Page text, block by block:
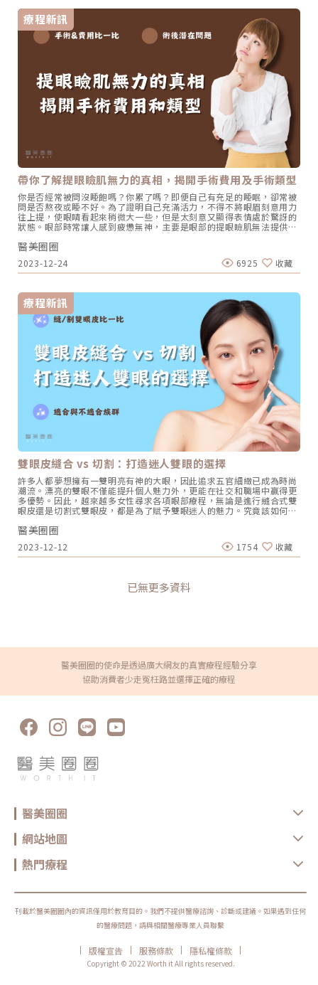
例，提供讀者參考。如果你也想分享你的美麗故事或對各項療程有其他
疑慮，歡迎隨時來醫美圈圈與我們一同探討。縫式雙眼皮案例一：網
友-Chi.奇我從小時候就很羨慕那些雙眼皮大眼睛的人，又是一個很愛漂
亮的女生，所以從國中開始就在使用雙眼皮貼，市面上各種雙眼皮產品
我幾乎都使用過?但也因為太小就開始使用雙眼皮產品…《點我看更
多》割式雙眼皮案例二：網友-萬ㄦ從以前就困擾的內雙，時常被說是
單眼皮！超不高興，所以我在今年去割了雙眼皮！真的都是自己以前沒
有想過的，但隨著科技越來越發達之後 也漸漸被大家影響，開始想要變
漂亮！…《點我看更多》雙眼皮手術費用解析價格落在約2.9萬元至6.4
萬元左右，攸關雙眼皮手術費用包括醫師的資歷、選擇的手術方式、合
併的手術項目，例如開眼頭、眼尾或是提眼瞼肌等，以及是否會再度重
修。由於眼部結構相當複雜，每個人所適合的雙眼皮型態、手術方式、
甚至是合併項目都存在差異。因此，實際上雙眼皮手術詳細費用需要透
過醫師的專業評估來確定。★溫馨提醒★小編要提醒大家，醫療並非單
純的商業交易，所有的療程都伴隨著風險。因此，作為消費者應該謹慎
選擇合適的醫療方案，以確保安全與健康。
就會逐漸減輕。偶爾可能出現一些輕微的出血或疼痛感，這也是正常現
象。然而，若在手術部位出現異常的腫脹、明顯的發紅、持續出血或劇
烈疼痛，甚至有流膿感染的情況，這時就應該及時回診，需要醫生進行
檢查和處理。 眼皮發癢：術後傷口會漸漸出現發癢感，主要是因為傷口
已經開始結痂，屬於正常的癒合過程。此時，絕對不要去抓或是去揉眼
睛，以免損害雙眼皮形狀，甚至留下疤痕喔。 眼皮感到緊繃：術後幾
天，眼皮會感到緊繃和拉扯感，隨著傷口慢慢恢復，這些感覺會逐漸消
失，雙眼皮也會呈現更自然的形態。 眼皮腫脹：手術後眼睛腫脹是很常
見的現象，會因個人體質不同而出現不同的腫漲程度。大多在術後的2
至3天左右腫脹最為明顯，因此需要確實冰敷。有時腫脹可能會影響淚
管，導致出現流淚的情況，要完全恢復自然可能需要長達半年的時間。
眼皮瘀血：有部分人術後會有瘀血的現象，恢復情況會因個人的體質和
護理狀況而有所不同。 暫時性大小眼：有部分人術後會出現雙眼皮不對
稱的情況，主要是由於腫脹程度不同所致。持續適當的護理約1個月
後，雙眼皮將會逐漸趨於平衡。割雙眼皮手術恢復期需要多久時間？割
雙眼皮後，通常約3到4週的時間會消腫，如果要呈現完全消腫、自然的
效果，則要等待3到6個月。如果想要加快雙眼皮消腫速度，選擇合適的
醫師和注重術後傷口護理是非常關鍵的因素。術後的傷口護理更是不容
忽視的一環，完善的照顧不僅能降低感染和腫脹的風險，還有助於傷口
更快地癒合，可以減少術後併發症的發生，同時也能使雙眼皮的形狀更
貼近理想的樣子。雙眼皮手術術後照護重點 保持傷口清潔：使用生理食
鹽水和無菌棉棒清潔傷口，然後塗上消炎藥膏。如果出現分泌物較多的
情況，每天清潔3到4次，待分泌物減緩後，每天清潔1到2次。 定時服
藥：須遵照醫囑定時服用藥物，可防止傷口感染。 適當冰敷：手術後需
進行冰敷，每天至少冰敷3到4次，每次10到20分鐘左右，並持續3天。
有利於減緩腫脹並防止傷口出血。一般來說，不建議熱敷，因為不會有
太多瘀青，如果出現輕微瘀青，只需擦上瘀青藥膏。 眼部運動：包括睜
定型，也可改善眼部肌肉和周圍組織的血液循環，減輕腫脹現象。 充分
休息：由於雙眼皮手術對眼周組織造成部分程度的損壞，務必減少使用
電腦和手機，以防止用眼過度。因此，必須要多休息有助於減輕眼皮腫
脹，促進傷口癒合。雙眼皮手術術後恢復期8大關鍵 請勿讓傷口接觸
水：手術後可以正常清洗臉部，但傷口需要保持乾燥，以防止感染和發
炎。需要時可以用無菌棉棒沾取冷開水或生理食鹽水清潔。 避免攝取刺
激性食物：避免生食、海鮮、辛辣以及對眼睛容易造成腫脹的食物，可
防止惡化腫脹的情況。 避免吸菸飲酒：由於尼古丁會影響新陳代謝，延
緩組織癒合，甚至會導致皮膚組織壞死。 請勿拉扯傷口：避免進行劇烈
運動、碰撞或提重物，盡量不低頭，以免影響傷口恢復。 避免平躺：如
果有出現瘀青和腫脹的情況下，睡覺時使用枕頭墊高頭部，可以防止眼
瞼引起血腫問題。 防止陽光曝曬：外出時請戴上太陽眼鏡和帽子，遮擋
陽光和風沙，保護傷口免受感染和刺激。 暫停戴隱形眼鏡：手術後至少
2到3週後再戴隱形眼鏡，同時也要盡量避免哭泣，以免導致眼睛充血和
腫脹。 暫停化妝：手術後暫時停止使用化妝品，直到拆除線材並且傷口
完全恢復後才可開始化妝。割雙眼皮手術後的恢復期需要耐心和細心，
正確的護理和注意事項是確保手術效果理想的關鍵。雖然恢復期可能會
帶來些許不便和困擾，但只要遵從醫師的指示，並謹慎恢復期的照護和
注意事項，就能避免不必要的困擾和併發症，同時縮短恢復期，達到最
佳效果。延伸閱讀：雙眼皮手術常見問題懶人包！風險疑慮一探究竟★
溫馨提醒★小編要提醒大家，醫療並非單純的商業交易，所有的療程都
伴隨著風險。因此，作為消費者應該謹慎選擇合適的醫療方案，以確保
安全與健康。
療程新訊
帶你了解提眼瞼肌無力的真相，揭開手術費用及手術類型
你是否經常被問沒睡飽嗎？你累了嗎？即便自己有充足的睡眠，卻常被
問是否熬夜或睡不好。為了證明自己充滿活力，不得不將眼眉刻意用力
往上提，使眼睛看起來稍微大一些，但是太刻意又顯得表情處於驚訝的
狀態。眼部時常讓人感到疲憊無神，主要是眼部的提眼瞼肌無法提供足
夠的力量，因此無法撐開眼皮，建議透過提眼瞼肌手術進行改善，可以
快速找回明亮的眼神。或許有的讀者對於提眼肌相當陌生，接下來快速
跟隨小編來科普提眼瞼肌無力的根本原因、手術類型以及手術費用吧！
關於提眼瞼肌手術提眼瞼肌主要是掌控眼皮的肌肉，因此會影響每個人
的雙眼皮和眼神。當提眼瞼肌無力時，眼瞼無法自然張開，會使得雙眼
手術專注於調整提眼瞼肌的問題，不僅能改善眼瞼肌無力的困擾，更能
讓眼神重新煥發出生動迷人的電眼。了解提眼瞼肌無力的根本原因引起
提眼瞼肌無力的主因並非僅僅與老化有關，還有眾多因素也會造成種現
象，以下介紹導致提眼瞼肌無力的成因。• 基因遺傳：有些人天生患
有提眼瞼肌不良的狀況，通常在幼童階段便能觀察到眼神顯得疲憊，甚
至會出現大小眼的現象，如果影響到視線，手術可能是解決之道。•
年齡增長：年齡增長會讓提眼瞼肌和眼瞼板因老化而發生變化，接合處
也隨之逐漸退化，最後造成眼皮下垂的現象。• 神經問題：患者本身
腦神經受損或是使用其他藥物，都會讓提眼瞼肌無法正常發揮力量。•
外傷問題：如果受到外力衝擊而造成提眼肌受傷，就會失去正常作用，
甚至會造成提眼瞼肌鬆脫。解析提眼瞼肌手術的類型• 縫式提眼瞼
肌：透過縫合的方式將提眼瞼肌筋膜和眼瞼板的地方固定，以解決無力
問題。這項手術的優勢在於傷口小、時間短、康復期短，且能與雙眼皮
手術選擇一樣的縫合位置，同時實現眼皮拉緊和雙眼皮形成。主要適用
於輕度眼瞼下垂的患者，和考慮同時進行縫雙眼皮手術者。• 內開式
提眼瞼肌：這項手術會切除眼瞼內側的苗勒式肌與結膜，然後再進行縫
合，以提升眼皮的力量。手術優勢在於幾乎無疤痕、傷口細小、不需拆
線，有助於縮短恢復期，特別適用於中度眼瞼下垂的情況。• 外開式
提眼瞼肌：醫師會將內部的提眼瞼肌摺起或割除，以提升眼瞼高度，達
到防止眼皮下垂的效果。通常會與雙眼皮手術同步進行，主要是能將手
術切口藏匿在雙眼皮摺痕內，適合眼瞼下垂嚴重者，甚至還能改善贅皮
和脂肪，有助於重新雕塑眼部輪廓。各項提眼瞼肌手術&費用比一比 手
術名稱 逢式提眼肌 內開式提眼肌 外開式提眼肌 適合族群 輕度提眼肌
無力 縫雙眼皮需求者 輕、中度提眼肌無力 無雙眼皮手術需求者 中、重
度提眼肌無力 割雙眼皮需求 或修皮除脂 優點 手術時間 恢復期短 幾乎
無疤 恢復期短 調整眼型 重修雙眼皮 缺點 脂肪過厚或贅皮太多 將無法
執行 脂肪過厚或贅皮太多將無法執行 需拆線 恢復期長 恢復期 一週內
瞼肌手術案例，提供讀者參考。如果你也想分享你的美麗故事或對各項
療程有其他疑慮，歡迎隨時來醫美圈圈與我們一同探討。提眼瞼肌案例
被誤以為看起來很想睡覺(其實沒有好嗎??)因為眼皮有點多層，可能是
也很羨慕那種天生雙眼皮、大眼的女生…《點我看更多》提眼肌術後可
能帶會來什麼潛在問題？此手術通常被視為安全療程，因為只有涉及到
眼皮周圍的皮膚和肌肉。只要術後妥善照護好傷口，大多不會引起感染
或其他較嚴重的問題。大多數的問題都與眼部外觀有關，比如會出現提
後的3至6個月內進行調整，即可獲得解決。如果術後發現瞼肌力量明顯
不足，建議需要考慮選用其他療程方式。
醫美圈圈
2023-12-24 6925 收藏
療程新訊
雙眼皮縫合 vs 切割：打造迷人雙眼的選擇
許多人都夢想擁有一雙明亮有神的大眼，因此追求五官細緻已成為時尚
潮流。漂亮的雙眼不僅能提升個人魅力外，更能在社交和職場中贏得更
多優勢。因此，越來越多女性尋求各項眼部療程，無論是進行縫合式雙
眼皮還是切割式雙眼皮，都是為了賦予雙眼迷人的魅力。究竟該如何選
擇適合自己的雙眼皮手術呢？是選擇縫合雙眼皮？還是切割雙眼皮？在
做出重要的抉擇前，首先需了解雙眼皮手術適合的族群以及手術類型，
一起跟著小編探討如何打造迷人的雙眼吧！適合雙眼皮手術的族群？哪
些人不太適合？只要眼部呈現一單一雙、單眼皮、內雙、眼皮鬆弛或下
垂、甚至是睫毛倒插、以及先天或後天眼瞼變形等情況，皆能利用雙眼
以免術後造成雙眼皮看起來過寬或不自然。對於有糖尿病、乾眼症、或
甲狀腺疾的患者，建議在諮詢前主動與醫師說明，經由醫師仔細評估
比一比雙眼皮手術主要有兩種方式「切割式雙眼皮」、「縫合式雙眼
皮」、「切口取脂手術」。那麼，各自的優缺點是什麼？又適合哪些族
群呢？接下來，就讓小編一一解析。 手術方式 優點 適合族群 恢復期
泡眼、中熟齡族群 2–4 週 有 切口取脂 消腫快、改善眼皮浮腫、可搭配
手術-縫合式縫雙眼皮手術時，醫師會在眼皮進行微小切口，利用縫線
將眼皮皮膚與內側結膜結合。手術需要縫合1至3針左右，視個人情況而
定。目前縫雙眼皮手術有多種方式，其中包括日式微創、三點式、以及
又分為「日式訂書針縫法」和「韓式訂書針縫法」主要差異如下：(1)
日式訂書針縫法也稱之為「日式雙眼皮」，此方法主要採用一款類似釘
書機的器械，於眼皮上釘2個微小的針孔，隨後運用口字型縫法，巧妙
種手術方式是縫合式雙眼皮手術的進化版，採用特殊針線和縫法，使傷
口微小如訂書針的孔，手術過程迅速且術後瘀青、腫脹相對減少。特別
較多、鬆弛者，不建議選擇此手術，主要是易產生脫落問題，最好結合
復原期短，恢復期約5至7天（根據個人體質而有所不同），適合眼皮
薄、無眼皮下垂鬆弛者。• 三點式縫法屬於較常見手法，在眼皮上進
同），適合眼皮薄、無眼皮鬆弛下垂。• 日式微創縫法此縫法主要與
傳統縫合手術在縫合部位上有所不同。傳統手術是將表皮及眼瞼板縫
合，缺乏固定點也較易鬆脫。日式微創縫法專注縫合眼輪匝肌和提眼
優勢：自然、療程短，恢復期約7至10天左右（根據個人體質而有所不
同），適合眼皮薄、無眼皮鬆弛下垂。2.切割式雙眼皮手術由於切割式
雙眼皮能去除多餘的眼皮脂肪和過度增生的皮膚，達到美化眼型的效
醫美圈圈
2023-12-12 1754 收藏
已無更多資料
醫美圈圈的使命是透過廣大網友的真實療程經驗分享
協助消費者少走冤枉路並選擇正確的療程
醫美圈圈
網站地圖
熱門療程
刊載於醫美圈圈內的資訊僅用於教育目的。我們不提供醫療諮詢、診斷或建議。如果遇到任何
的醫療問題，請與相關醫療專業人員聯繫
| 版權宣告 | 服務條款 | 隱私權條款
|
Copyright © 2022 Worth it All rights reserved.